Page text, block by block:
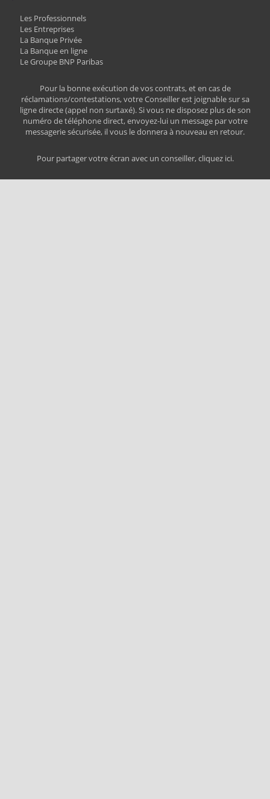
Les Professionnels
Les Entreprises
La Banque Privée
La Banque en ligne
Le Groupe BNP Paribas
Pour la bonne exécution de vos contrats, et en cas de
réclamations/contestations, votre Conseiller est joignable sur sa
ligne directe (appel non surtaxé). Si vous ne disposez plus de son
numéro de téléphone direct, envoyez-lui un message par votre
messagerie sécurisée, il vous le donnera à nouveau en retour.
Pour partager votre écran avec un conseiller, cliquez ici.